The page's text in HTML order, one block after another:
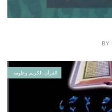
BY
القرآن الكريم وعلومه